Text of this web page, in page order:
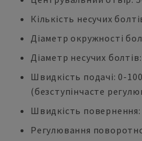
Кількість несучих
Діаметр окружності
Діаметр несучих
Швидкість подачі: 0-
(безступінчасте
Швидкість
Регулювання